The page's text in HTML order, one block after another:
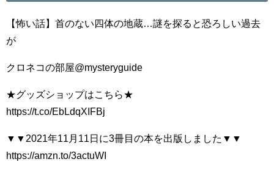
【怖い話】首のない四体の地蔵…謎を探ると恐ろしい過去
が
クロネコの部屋@mysteryguide
★グッズショップはこちら★
https://t.co/EbLdqXIFBj
▼▼2021年11月11日に3冊目の本を出版しました▼▼
https://amzn.to/3actuWI